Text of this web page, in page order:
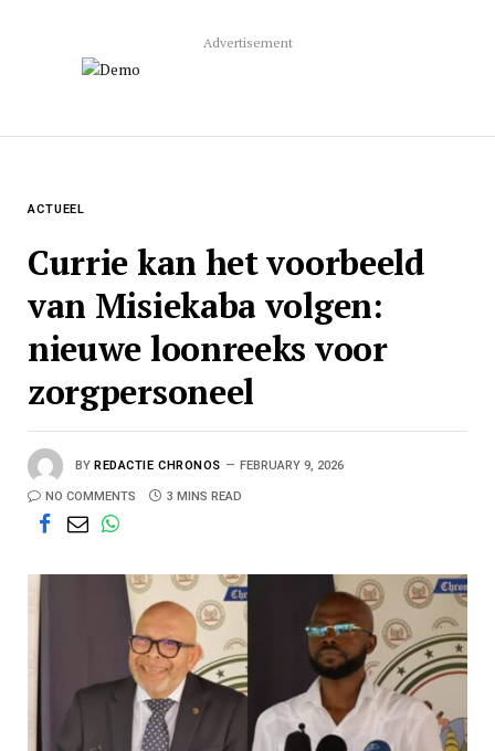
Advertisement
ACTUEEL
Currie kan het voorbeeld
van Misiekaba volgen:
nieuwe loonreeks voor
zorgpersoneel
BY REDACTIE CHRONOS FEBRUARY 9, 2026
NO COMMENTS 3 MINS READ